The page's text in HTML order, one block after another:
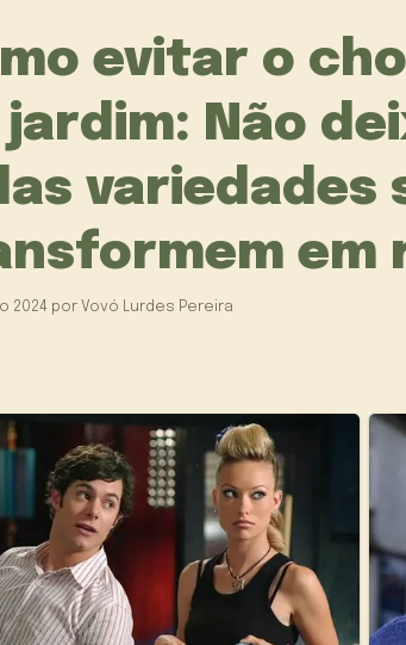
evitar o
jardim: Não
variedades
em
2024 por Vovó Lurdes Pereira